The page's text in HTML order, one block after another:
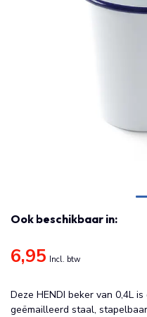
Ook beschikbaar in:
6,95 Incl. btw
Deze HENDI beker van 0,4L
geëmailleerd staal,